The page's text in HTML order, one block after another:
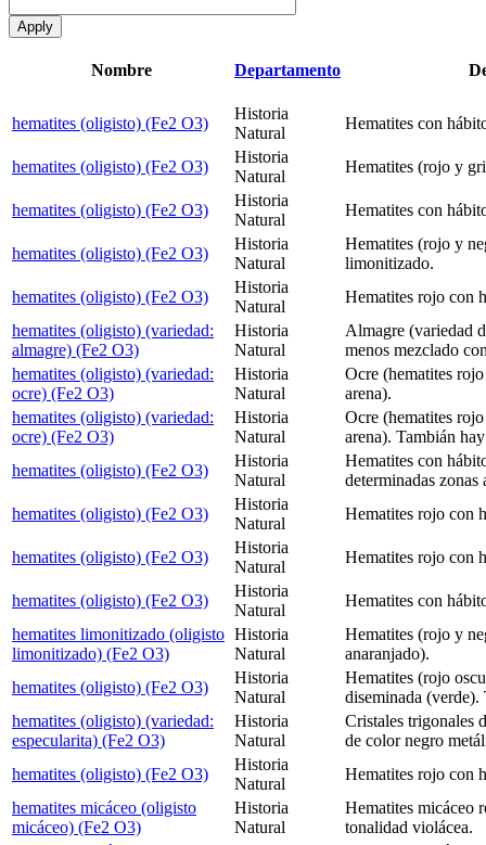
Nombre Departamento
hematites (oligisto) (Fe2 O3)
Historia
Natural
Hematites con
hematites (oligisto) (Fe2 O3)
Historia
Natural
Hematites (rojo y
hematites (oligisto) (Fe2 O3)
Historia
Natural
Hematites con
hematites (oligisto) (Fe2 O3)
Historia
Natural
Hematites (rojo y
limonitizado.
hematites (oligisto) (Fe2 O3)
Historia
Natural
Hematites rojo con
hematites (oligisto) (variedad:
almagre) (Fe2 O3)
Historia
Natural
Almagre (variedad
menos mezclado
hematites (oligisto) (variedad:
ocre) (Fe2 O3)
Historia
Natural
Ocre (hematites
arena).
hematites (oligisto) (variedad:
ocre) (Fe2 O3)
Historia
Natural
Ocre (hematites
arena). Tambián
hematites (oligisto) (Fe2 O3)
Historia
Natural
Hematites con
determinadas
hematites (oligisto) (Fe2 O3)
Historia
Natural
Hematites rojo con
hematites (oligisto) (Fe2 O3)
Historia
Natural
Hematites rojo con
hematites (oligisto) (Fe2 O3)
Historia
Natural
Hematites con
hematites limonitizado (oligisto
limonitizado) (Fe2 O3)
Historia
Natural
Hematites (rojo y
anaranjado).
hematites (oligisto) (Fe2 O3)
Historia
Natural
Hematites (rojo
diseminada
hematites (oligisto) (variedad:
especularita) (Fe2 O3)
Historia
Natural
Cristales trigonales
de color negro
hematites (oligisto) (Fe2 O3)
Historia
Natural
Hematites rojo con
hematites micáceo (oligisto
micáceo) (Fe2 O3)
Historia
Natural
Hematites micáceo
tonalidad violácea.